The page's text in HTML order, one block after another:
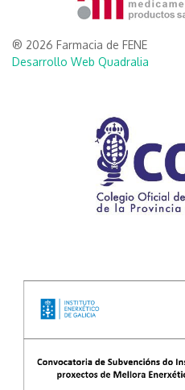
® 2026 Farmacia de FENE
Desarrollo Web Quadralia